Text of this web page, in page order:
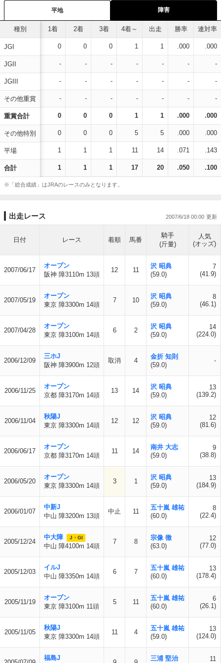
平地 障害
種別
JGI
JGII
JGIII
その他重賞
重賞合計
その他特別
平場
合計
1着 2着 3着 4着～ 出走 勝率 連対率
0 0 0 1 1 .000 .000
- - - - - - -
- - - - - - -
- - - - - - -
0 0 0 1 1 .000 .000
0 0 0 5 5 .000 .000
1 1 1 11 14 .071 .143
1 1 1 17 20 .050 .100
※「総合成績」はJRAのレースのみとなります。
出走レース 2007/6/18 00:00
日付 レース 着順 馬番
騎手
(斤量)
人気
(オッズ)
2007/06/17
オープン
阪神 障3110m 13頭
12 11
沢 昭典
(59.0)
7
(41.9)
2007/05/19
オープン
東京 障3300m 14頭
7 10
沢 昭典
(59.0)
8
(46.1)
2007/04/28
オープン
東京 障3100m 14頭
6 2
沢 昭典
(59.0)
14
(224.0)
2006/12/09
三ホJ
阪神 障3900m 12頭
取消 4
金折 知則
(59.0)
-
2006/11/25
オープン
京都 障3170m 14頭
13 14
沢 昭典
(59.0)
13
(139.2)
2006/11/04
秋陽J
東京 障3300m 14頭
12 12
沢 昭典
(59.0)
12
(81.6)
2006/06/17
オープン
京都 障3170m 14頭
11 14
南井 大志
(59.0)
9
(38.8)
2006/05/20
オープン
東京 障3300m 14頭
3 1
沢 昭典
(59.0)
13
(184.9)
2006/01/07
中新J
中山 障3200m 13頭
中止 11
五十嵐 雄祐
(60.0)
8
(22.4)
2005/12/24
中大障 J・GI
中山 障4100m 14頭
7 8
宗像 徹
(63.0)
12
(77.0)
2005/12/03
イルJ
中山 障3350m 14頭
6 7
五十嵐 雄祐
(60.0)
13
(178.4)
2005/11/19
オープン
東京 障3100m 11頭
5 11
五十嵐 雄祐
(60.0)
6
(26.1)
2005/11/05
秋陽J
東京 障3300m 14頭
11 4
五十嵐 雄祐
(59.0)
13
(124.0)
福島J 三浦 堅治
11